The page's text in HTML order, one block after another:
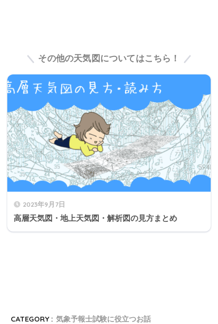
その他の天気図についてはこちら！
2023年9月7日
高層天気図・地上天気図・解析図の見方まとめ
CATEGORY : 気象予報士試験に役立つお話